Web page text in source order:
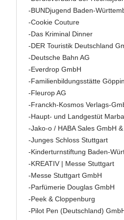
-BUNDjugend Baden-
-Cookie Couture
-Das Kriminal Dinner
-DER Touristik Deutschland
-Deutsche Bahn AG
-Everdrop GmbH
-Familienbildungsstätte
-Fleurop AG
-Franckh-Kosmos Verlags-
-Haupt- und Landgestüt
-Jako-o / HABA Sales GmbH
-Junges Schloss Stuttgart
-Kinderturnstiftung Baden-
-KREATIV | Messe Stuttgart
-Messe Stuttgart GmbH
-Parfümerie Douglas GmbH
-Peek & Cloppenburg
-Pilot Pen (Deutschland)